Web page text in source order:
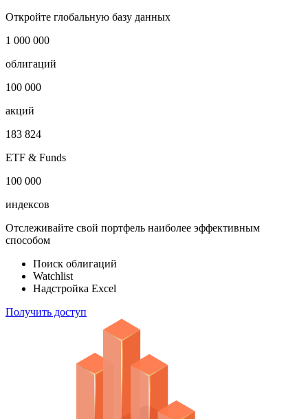
Откройте глобальную базу данных
1 000 000
облигаций
100 000
акций
183 824
ETF & Funds
100 000
индексов
Отслеживайте свой портфель наиболее эффективным
способом
Поиск облигаций
Watchlist
Надстройка Excel
Получить доступ